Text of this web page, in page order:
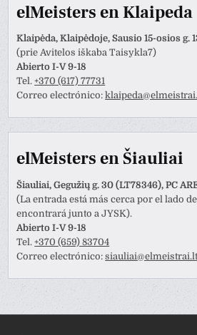
elMeisters en Klaipeda
Klaipėda, Klaipėdoje, Sausio 15-osios g.
(prie Avitelos iškaba Taisykla7)
Abierto I-V 9-18
Tel.+370 (617) 77731
Correo electrónico:
elMeisters en Šiauliai
Šiauliai, Gegužių g. 30 (LT78346), PC
(La entrada está más cerca por el lado
encontrará junto a JYSK).
Abierto I-V 9-18
Tel.+370 (659) 83704
Correo electrónico: